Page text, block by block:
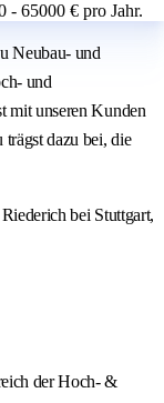
- 65000 € pro Jahr.
Neubau- und
und
mit unseren Kunden
dazu bei, die
bei Stuttgart,
der Hoch- &